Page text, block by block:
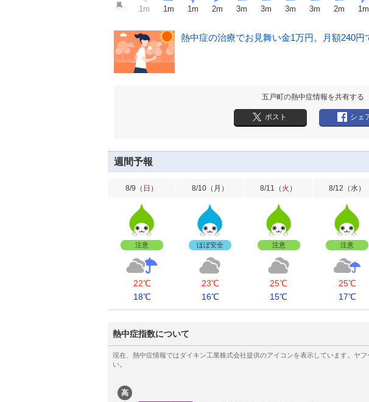
風
静穏 1 m 1m 1m 2m 3m 3m 3m 3m 2m 1m
熱中症の治療でお見舞い金1万円。月額240円
五戸町の熱中症情報を共有する
ポスト シェ
週間予報
8/9 （ 日 ）
注意
22℃
18℃
8/10（ 月 ）
ほぼ安全
23℃
16℃
8/11 （ 火 ）
注意
25℃
15℃
8/12 （水）
注意
25℃
17℃
熱中症指数について
高